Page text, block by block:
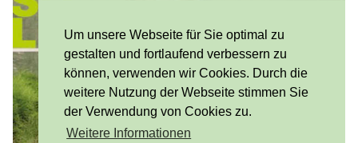
Um unsere Webseite für Sie optimal zu
gestalten und fortlaufend verbessern zu
können, verwenden wir Cookies. Durch die
weitere Nutzung der Webseite stimmen Sie
der Verwendung von Cookies zu.
Weitere Informationen